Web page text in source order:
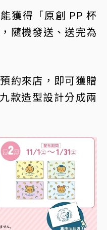
獲得「原創 PP 杯
隨機發送、送完為
約來店，即可獲贈
款造型設計分成兩